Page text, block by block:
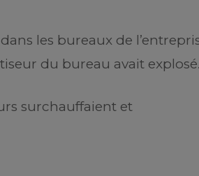
les bureaux de
du bureau avait
surchauffaient et